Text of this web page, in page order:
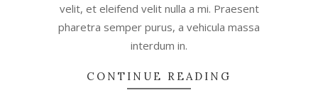
velit, et eleifend velit nulla a mi. Praesent
pharetra semper purus, a vehicula massa
interdum in.
CONTINUE READING